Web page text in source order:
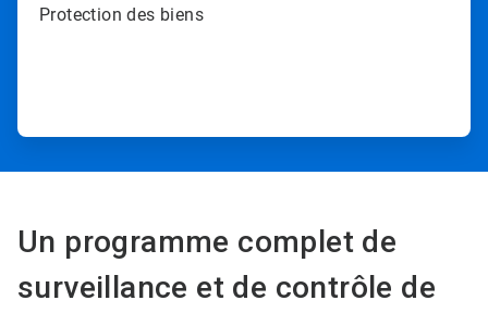
Protection des biens
Un programme complet de
surveillance et de contrôle de